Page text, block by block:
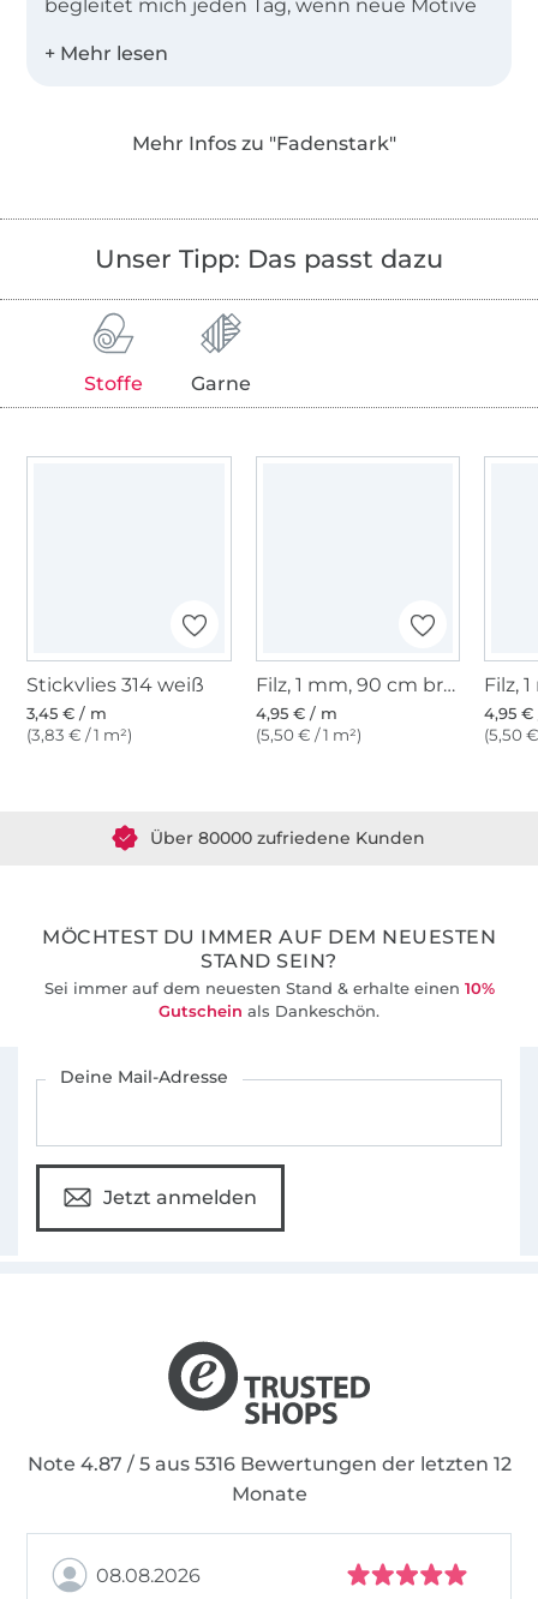
begleitet mich jeden Tag, wenn neue Motive
anschließend mit viel Liebe und Sorgfalt zu
Es vergeht kein Tag, an dem ich nicht kreativ
Ich wünsche dir viel Spaß beim Umsetzen
meiner Anleitungen und viel Freude an
den handgemachten Werken und
Geschenken, denn selbst gemachte
Geschenke sind
Eure Melanie
Mehr Infos zu "Fadenstark"
Unser Tipp: Das passt dazu
Stoffe Garne
Stickvlies 314 weiß
3,45 € / m
(3,83 € / 1 m²)
Filz, 1 mm, 90 cm breit, hellgrau meliert
4,95 € / m
(5,50 € / 1 m²)
4,95
(5,50
MÖCHTEST DU IMMER AUF DEM NEUESTEN
STAND SEIN?
Sei immer auf dem neuesten Stand & erhalte einen 10%
Gutschein als Dankeschön.
Deine Mail-Adresse
Jetzt anmelden
Note 4.87 / 5 aus 5316 Bewertungen der letzten 12
Monate
08.08.2026